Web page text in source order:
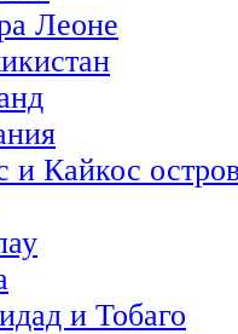
Леоне
и Кайкос
и Тобаго